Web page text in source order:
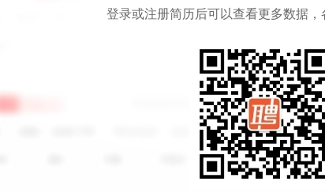
登录或注册简历后可以查看更多数据，